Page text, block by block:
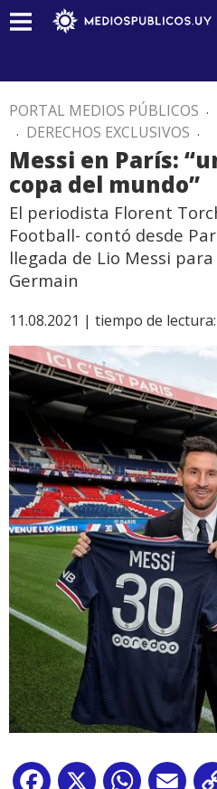
PORTAL MEDIOS PÚBLICOS .
. DERECHOS EXCLUSIVOS .
Messi en París:
copa del mundo”
El periodista Florent
Football- contó desde
llegada de Lio Messi
Germain
11.08.2021 | tiempo de lectura:
Facebook
X WhatsApp